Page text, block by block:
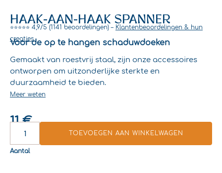
HAAK-AAN-HAAK SPANNER
⭐⭐⭐⭐⭐ 4,9/5 (1141 beoordelingen) – Klantenbeoordelingen & hun
creaties
Voor de op te hangen schaduwdoeken
Gemaakt van roestvrij staal, zijn onze accessoires
ontworpen om uitzonderlijke sterkte en
duurzaamheid te bieden.
Meer weten
11€
AAN-
HAAK
Aantal
TOEVOEGEN AAN WINKELWAGEN